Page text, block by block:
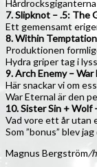
7. Slipknot – .5: The
Ett gemensamt
8. Within
Produktionen
Hydra griper tag i
9. Arch Enemy – War
Här snackar vi om
War Eternal är den
10. Sister Sin + Wolf
Vad vore ett år utan
Som ”bonus” blev
Magnus Bergström/